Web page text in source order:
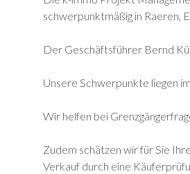
schwerpunktmäßig in Raeren,
Der Geschäftsführer Bernd
Unsere Schwerpunkte liegen
Wir helfen bei
Zudem schätzen wir für Sie
Verkauf durch eine